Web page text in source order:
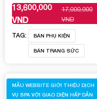
13,600,000
VND
17,000,000
VND
XEM THÊM
TAG: BÁN PHỤ KIỆN
BÁN TRANG SỨC
MẪU WEBSITE GIỚI THIỆU DỊCH
VỤ SPA VỚI GIAO DIỆN HẤP DẪN